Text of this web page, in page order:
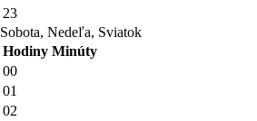
23
Sobota, Nedeľa, Sviatok
Hodiny Minúty
00
01
02